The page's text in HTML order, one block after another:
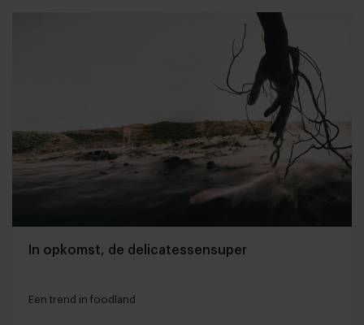
In opkomst, de delicatessensuper
Een trend in foodland